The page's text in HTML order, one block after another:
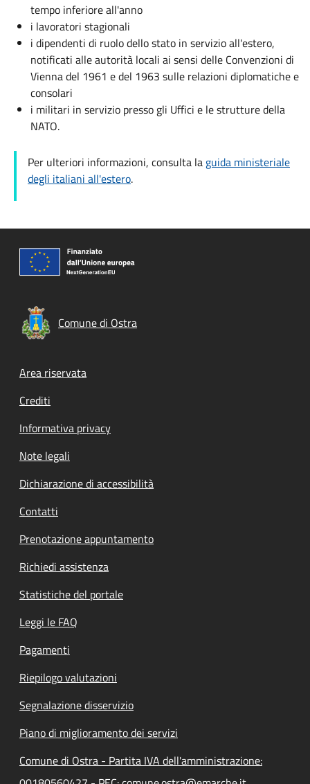
tempo inferiore all'anno
i lavoratori stagionali
i dipendenti di ruolo dello stato in servizio all'estero,
notificati alle autorità locali ai sensi delle Convenzioni di
Vienna del 1961 e del 1963 sulle relazioni diplomatiche e
consolari
i militari in servizio presso gli Uffici e le strutture della
NATO.
Per ulteriori informazioni, consulta la guida ministeriale
degli italiani all'estero.
Comune di Ostra
Footer menu
Area riservata
Crediti
Informativa privacy
Note legali
Dichiarazione di accessibilità
Contatti
Prenotazione appuntamento
Richiedi assistenza
Statistiche del portale
Leggi le FAQ
Pagamenti
Riepilogo valutazioni
Segnalazione disservizio
Piano di miglioramento dei servizi
Comune di Ostra - Partita IVA dell'amministrazione: